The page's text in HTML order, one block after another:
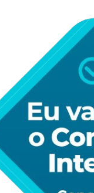
t
a
M
G